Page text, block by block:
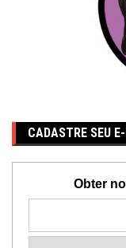
CADASTRE SEU
Obter